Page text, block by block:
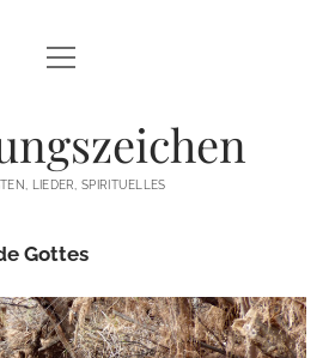
STARTSEITE
PREDIGTEN
TEXTE/PPP
PSALM
LIEDER
Menü
öffnen
LIEDER, SPIRITUELLES
Gottes